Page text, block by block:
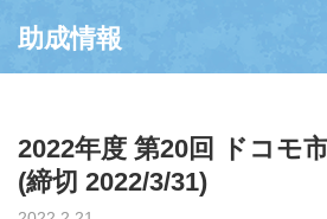
助成情報
2022年度 第20回 ドコモ
(締切 2022/3/31)